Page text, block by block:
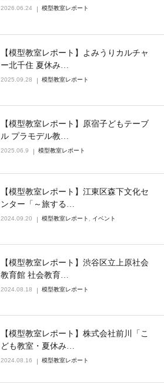
2026.06.24 模型教室レポート
【模型教室レポート】よみうりカルチャ
ー北千住 夏休み…
2025.09.28 模型教室レポート
【模型教室レポート】原宿子どもテーブ
ル プラモデル教…
2025.06.9 模型教室レポート
【模型教室レポート】江東区森下文化セ
ンター「～旅する…
2024.09.20 模型教室レポート イベント
【模型教室レポート】渋谷区立上原社会
教育館 社会教育…
2024.08.18 模型教室レポート
【模型教室レポート】株式会社前川「こ
ども教室・夏休み…
2024.08.16 模型教室レポート